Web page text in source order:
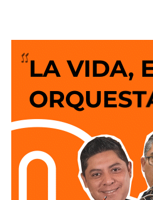
desinformación sin convertir
medios en una herramienta
expresión?
En ese contexto, la senadora Ruth
cuestionada sobre si consideraba
regulación que contribuyera a
periodístico.
Su respuesta fue breve y se
individual de quienes ejercen la